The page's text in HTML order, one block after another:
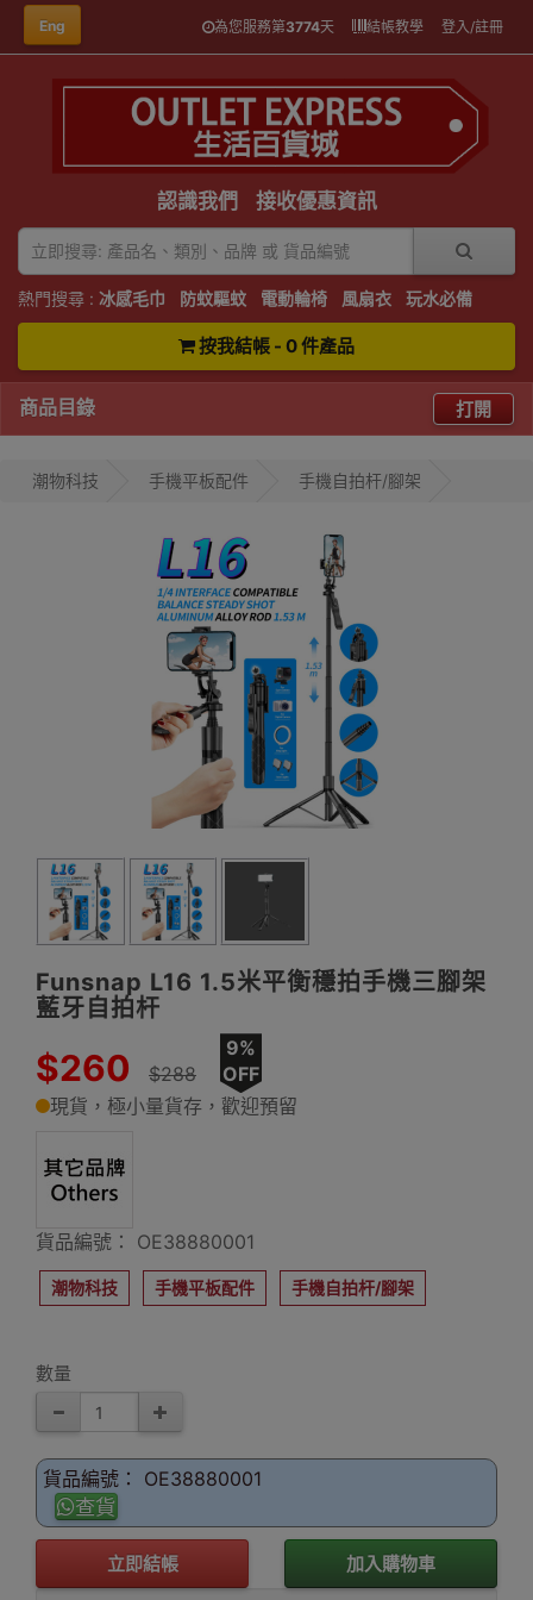
Eng 為您服務第3774天 結帳教學 登入/註冊
認識我們 接收優惠資訊
熱門搜尋 : 冰感毛巾 防蚊驅蚊 電動輪椅 風扇衣 玩水必備
按我結帳 - 0 件產品
商品目錄 打開
潮物科技 手機平板配件 手機自拍杆/腳架
Funsnap L16 1.5米平衡穩拍手機三腳架
藍牙自拍杆
$260 $288
9%
OFF
現貨，極小量貨存，歡迎預留
貨品編號： OE38880001
潮物科技 手機平板配件 手機自拍杆/腳架
數量
貨品編號： OE38880001
查貨
立即結帳 加入購物車